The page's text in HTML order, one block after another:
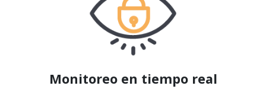
Monitoreo en tiempo real